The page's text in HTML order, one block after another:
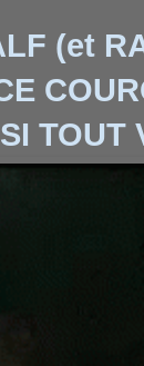
(et
TOUT